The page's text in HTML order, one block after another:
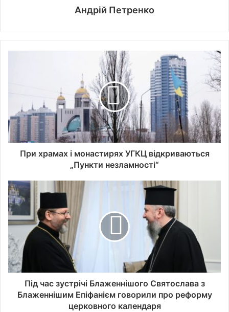
Андрій Петренко
При храмах і монастирях УГКЦ відкриваються
„Пункти незламності“
Під час зустрічі Блаженнішого Святослава з
Блаженнішим Епіфанієм говорили про реформу
церковного календаря